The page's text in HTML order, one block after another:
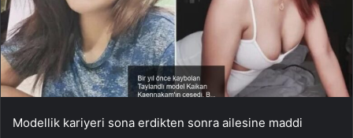
Modellik kariyeri sona erdikten sonra ailesine maddi